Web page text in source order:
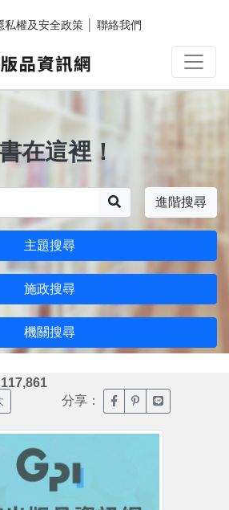
私權及安全政策 聯絡我們
在這裡！
進階搜尋
主題搜尋
施政搜尋
機關搜尋
分享： 臉書分享(另開新視窗)
噗浪分享(另開新
Line分享(另